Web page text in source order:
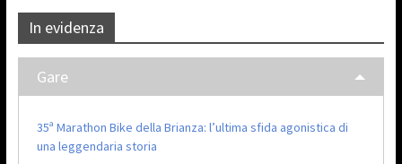
In evidenza
Gare
35ª Marathon Bike della Brianza: l’ultima sfida agonistica di
una leggendaria storia